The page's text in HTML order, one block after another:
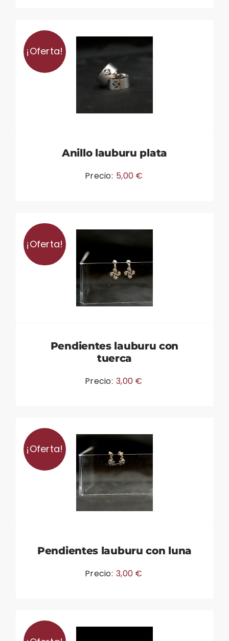
¡Oferta!
Anillo lauburu plata
Precio: 5,00 €
¡Oferta!
Pendientes lauburu con
tuerca
Precio: 3,00 €
¡Oferta!
Pendientes lauburu con luna
Precio: 3,00 €